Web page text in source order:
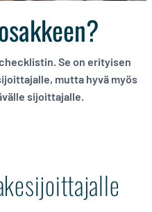
Se on erityisen
mutta hyvä myös
sijoittajalle.